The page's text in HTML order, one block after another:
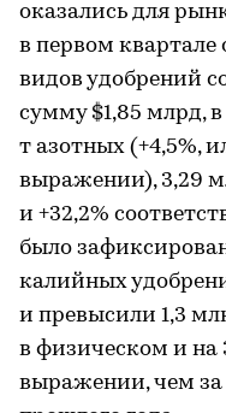
оказались для
в первом квартале
видов удобрений
сумму $1,85 млрд,
т азотных (+4,5%,
выражении), 3,29
и +32,2%
было
калийных
и превысили 1,3
в физическом и на
выражении, чем